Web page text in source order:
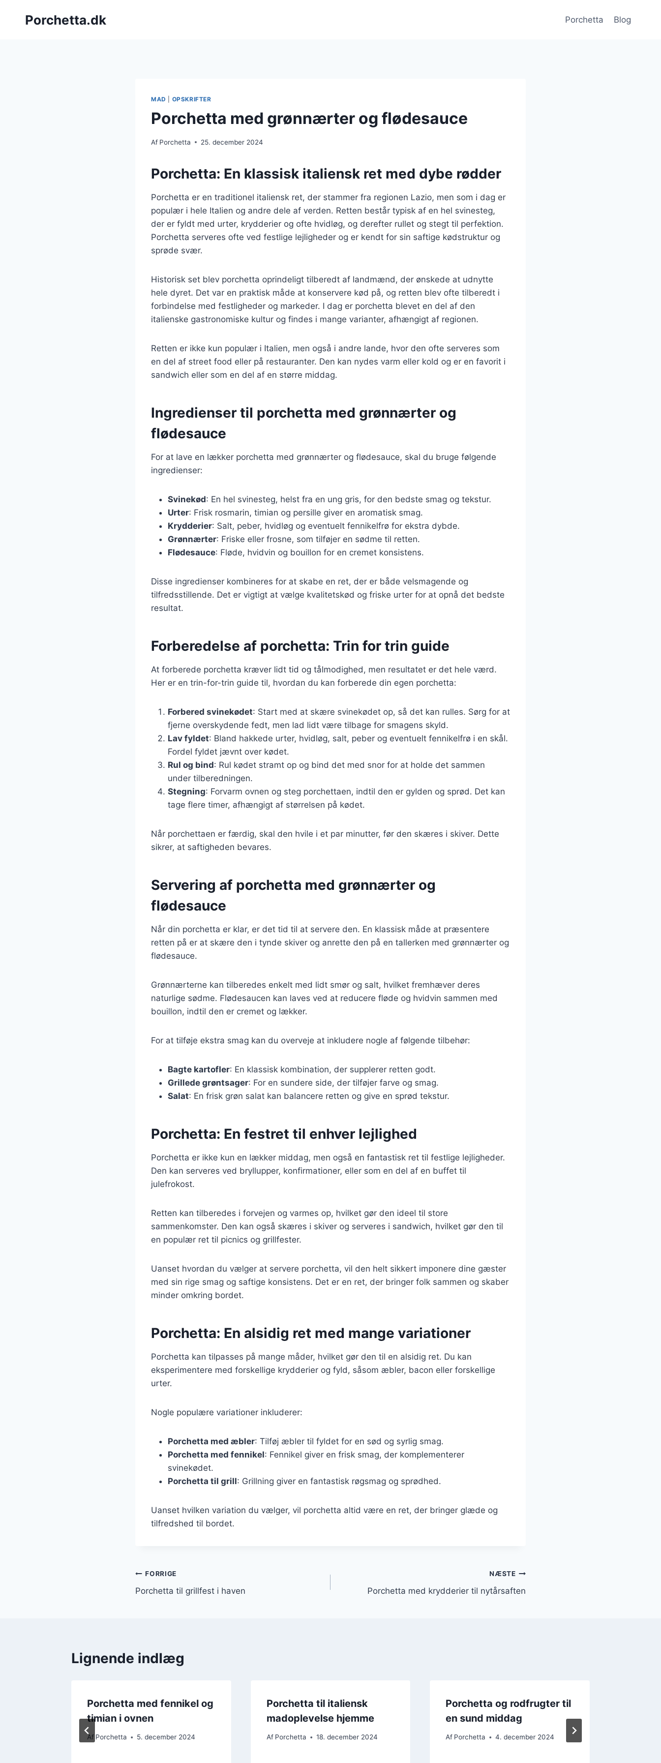
Porchetta.dk Porchetta Blog
MAD OPSKRIFTER
Porchetta med grønnærter og flødesauce
Af Porchetta 25. december 2024
Porchetta: En klassisk italiensk ret med dybe rødder
Porchetta er en traditionel italiensk ret, der stammer fra regionen Lazio, men som i dag er
populær i hele Italien og andre dele af verden. Retten består typisk af en hel svinesteg,
der er fyldt med urter, krydderier og ofte hvidløg, og derefter rullet og stegt til perfektion.
Porchetta serveres ofte ved festlige lejligheder og er kendt for sin saftige kødstruktur og
sprøde svær.
Historisk set blev porchetta oprindeligt tilberedt af landmænd, der ønskede at udnytte
hele dyret. Det var en praktisk måde at konservere kød på, og retten blev ofte tilberedt i
forbindelse med festligheder og markeder. I dag er porchetta blevet en del af den
italienske gastronomiske kultur og findes i mange varianter, afhængigt af regionen.
Retten er ikke kun populær i Italien, men også i andre lande, hvor den ofte serveres som
en del af street food eller på restauranter. Den kan nydes varm eller kold og er en favorit i
sandwich eller som en del af en større middag.
Ingredienser til porchetta med grønnærter og
flødesauce
For at lave en lækker porchetta med grønnærter og flødesauce, skal du bruge følgende
ingredienser:
Svinekød: En hel svinesteg, helst fra en ung gris, for den bedste smag og tekstur.
Urter: Frisk rosmarin, timian og persille giver en aromatisk smag.
Krydderier: Salt, peber, hvidløg og eventuelt fennikelfrø for ekstra dybde.
Grønnærter: Friske eller frosne, som tilføjer en sødme til retten.
Flødesauce: Fløde, hvidvin og bouillon for en cremet konsistens.
Disse ingredienser kombineres for at skabe en ret, der er både velsmagende og
tilfredsstillende. Det er vigtigt at vælge kvalitetskød og friske urter for at opnå det bedste
resultat.
Forberedelse af porchetta: Trin for trin guide
At forberede porchetta kræver lidt tid og tålmodighed, men resultatet er det hele værd.
Her er en trin-for-trin guide til, hvordan du kan forberede din egen porchetta:
Forbered svinekødet: Start med at skære svinekødet op, så det kan rulles. Sørg for at
fjerne overskydende fedt, men lad lidt være tilbage for smagens skyld.
Lav fyldet: Bland hakkede urter, hvidløg, salt, peber og eventuelt fennikelfrø i en skål.
Fordel fyldet jævnt over kødet.
Rul og bind: Rul kødet stramt op og bind det med snor for at holde det sammen
under tilberedningen.
Stegning: Forvarm ovnen og steg porchettaen, indtil den er gylden og sprød. Det kan
tage flere timer, afhængigt af størrelsen på kødet.
Når porchettaen er færdig, skal den hvile i et par minutter, før den skæres i skiver. Dette
sikrer, at saftigheden bevares.
Servering af porchetta med grønnærter og
flødesauce
Når din porchetta er klar, er det tid til at servere den. En klassisk måde at præsentere
retten på er at skære den i tynde skiver og anrette den på en tallerken med grønnærter og
flødesauce.
Grønnærterne kan tilberedes enkelt med lidt smør og salt, hvilket fremhæver deres
naturlige sødme. Flødesaucen kan laves ved at reducere fløde og hvidvin sammen med
bouillon, indtil den er cremet og lækker.
For at tilføje ekstra smag kan du overveje at inkludere nogle af følgende tilbehør:
Bagte kartofler: En klassisk kombination, der supplerer retten godt.
Grillede grøntsager: For en sundere side, der tilføjer farve og smag.
Salat: En frisk grøn salat kan balancere retten og give en sprød tekstur.
Porchetta: En festret til enhver lejlighed
Porchetta er ikke kun en lækker middag, men også en fantastisk ret til festlige lejligheder.
Den kan serveres ved bryllupper, konfirmationer, eller som en del af en buffet til
julefrokost.
Retten kan tilberedes i forvejen og varmes op, hvilket gør den ideel til store
sammenkomster. Den kan også skæres i skiver og serveres i sandwich, hvilket gør den til
en populær ret til picnics og grillfester.
Uanset hvordan du vælger at servere porchetta, vil den helt sikkert imponere dine gæster
med sin rige smag og saftige konsistens. Det er en ret, der bringer folk sammen og skaber
minder omkring bordet.
Porchetta: En alsidig ret med mange variationer
Porchetta kan tilpasses på mange måder, hvilket gør den til en alsidig ret. Du kan
eksperimentere med forskellige krydderier og fyld, såsom æbler, bacon eller forskellige
urter.
Nogle populære variationer inkluderer:
Porchetta med æbler: Tilføj æbler til fyldet for en sød og syrlig smag.
Porchetta med fennikel: Fennikel giver en frisk smag, der komplementerer
svinekødet.
Porchetta til grill: Grillning giver en fantastisk røgsmag og sprødhed.
Uanset hvilken variation du vælger, vil porchetta altid være en ret, der bringer glæde og
tilfredshed til bordet.
Indlægsnavigation
FORRIGE
Porchetta til grillfest i haven
NÆSTE
Porchetta med krydderier til nytårsaften
Lignende indlæg
Porchetta med fennikel og
timian i ovnen
Af Porchetta 5. december 2024
Porchetta til italiensk
madoplevelse hjemme
Af Porchetta 18. december 2024
Porchetta og rodfrugter til
en sund middag
Af Porchetta 4. december 2024